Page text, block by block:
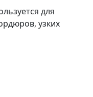
для
узких